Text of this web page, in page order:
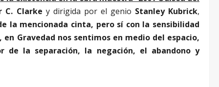
C. Clarke y dirigida por el genio Stanley Kubrick,
la mencionada cinta, pero sí con la sensibilidad
Gravedad nos sentimos en medio del espacio,
la separación, la negación, el abandono y